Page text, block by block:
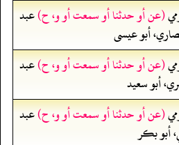
(عن أو حدثنا أو سمعت أو و، ح)عبد
أبو عيسى
(عن أو حدثنا أو سمعت أو و، ح)عبد
أبو سعيد
(عن أو حدثنا أو سمعت أو و، ح)عبد
أبو بكر